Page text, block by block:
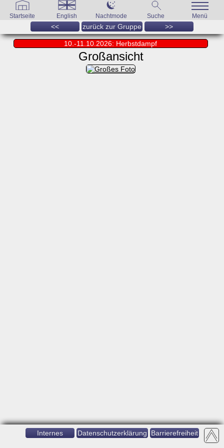
Startseite English Nachtmode Suche Menü
<< zurück zur Gruppe >>
10.-11.10.2026: Herbstdampf
Großansicht
Internes Datenschutzerklärung Barrierefreiheit